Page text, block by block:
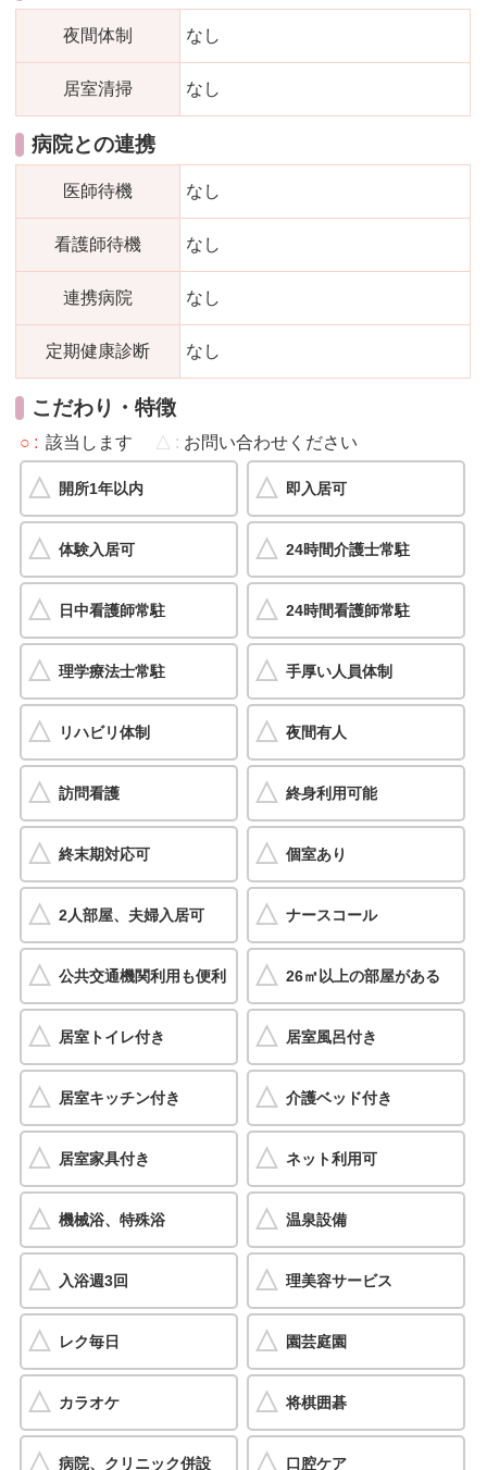
夜間体制 なし
居室清掃 なし
病院との連携
医師待機 なし
看護師待機 なし
連携病院 なし
定期健康診断 なし
こだわり・特徴
○ 該当します △ お問い合わせください
開所1年以内 即入居可
体験入居可 24時間介護士常駐
日中看護師常駐 24時間看護師常駐
理学療法士常駐 手厚い人員体制
リハビリ体制 夜間有人
訪問看護 終身利用可能
終末期対応可 個室あり
2人部屋、夫婦入居可 ナースコール
公共交通機関利用も便利 26㎡以上の部屋がある
居室トイレ付き 居室風呂付き
居室キッチン付き 介護ベッド付き
居室家具付き ネット利用可
機械浴、特殊浴 温泉設備
入浴週3回 理美容サービス
レク毎日 園芸庭園
カラオケ 将棋囲碁
病院、クリニック併設 口腔ケア